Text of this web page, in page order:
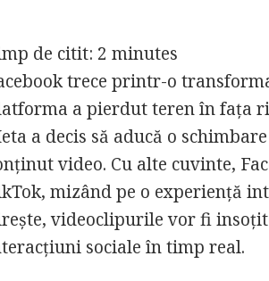
de citit: 2 minutes
trece printr-o
a pierdut teren în fața
a decis să aducă o
video. Cu alte cuvinte,
mizând pe o experiență
videoclipurile vor fi
sociale în timp real.